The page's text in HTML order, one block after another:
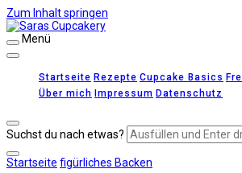
Zum Inhalt springen
Menü
Startseite Rezepte Cupcake Basics
Über mich Impressum Datenschutz
Suchst du nach etwas?
Startseite figürliches Backen